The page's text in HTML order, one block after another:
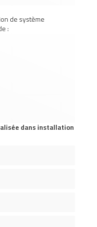
de système
:
dans installation